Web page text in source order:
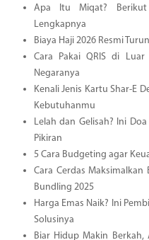
Apa Itu Miqat? Berikut
Lengkapnya
Biaya Haji 2026 Resmi
Cara Pakai QRIS di
Negaranya
Kenali Jenis Kartu Shar-E
Kebutuhanmu
Lelah dan Gelisah? Ini
Pikiran
5 Cara Budgeting agar
Cara Cerdas Maksimalkan
Bundling 2025
Harga Emas Naik? Ini
Solusinya
Biar Hidup Makin Berkah,